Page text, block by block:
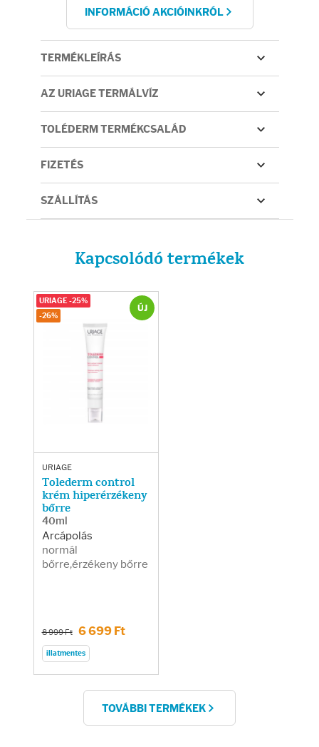
INFORMÁCIÓ AKCIÓINKRÓL
TERMÉKLEÍRÁS
AZ URIAGE TERMÁLVÍZ
TOLÉDERM TERMÉKCSALÁD
FIZETÉS
SZÁLLÍTÁS
Kapcsolódó termékek
URIAGE
Tolederm control
krém hiperérzékeny
bőrre
40ml
Arcápolás
normál
bőrre,érzékeny bőrre
8 999 Ft 6 699 Ft
illatmentes
URIAGE -25%
-26%
ÚJ
TOVÁBBI TERMÉKEK
AZ ÖSSZES TERMÉK